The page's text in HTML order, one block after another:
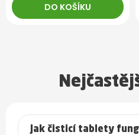
DO KOŠÍKU
Jak čisticí tablety